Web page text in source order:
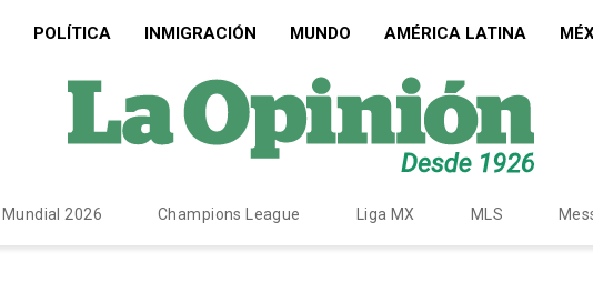
POLÍTICA INMIGRACIÓN MUNDO AMÉRICA LATINA
Mundial 2026 Champions League Liga MX MLS